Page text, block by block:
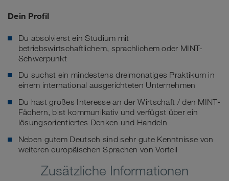
Dein Profil
Du absolvierst ein Studium mit
betriebswirtschaftlichem, sprachlichem oder MINT-
Schwerpunkt
Du suchst ein mindestens dreimonatiges Praktikum in
einem international ausgerichteten Unternehmen
Du hast großes Interesse an der Wirtschaft / den MINT-
Fächern, bist kommunikativ und verfügst über ein
lösungsorientiertes Denken und Handeln
Neben gutem Deutsch sind sehr gute Kenntnisse von
weiteren europäischen Sprachen von Vorteil
Zusätzliche Informationen